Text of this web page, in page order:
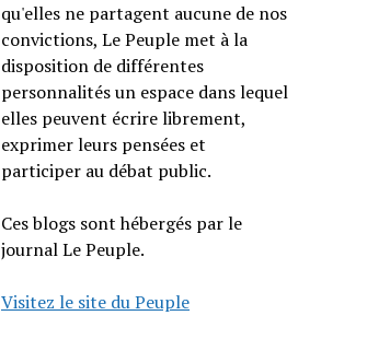
qu'elles ne partagent aucune de nos
convictions, Le Peuple met à la
disposition de différentes
personnalités un espace dans lequel
elles peuvent écrire librement,
exprimer leurs pensées et
participer au débat public.
Ces blogs sont hébergés par le
journal Le Peuple.
Visitez le site du Peuple